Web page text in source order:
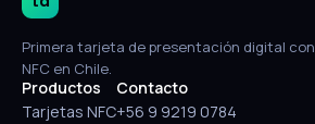
Primera tarjeta de presentación digital con
NFC en Chile.
Productos
Tarjetas NFC
Contacto
+56 9 9219 0784